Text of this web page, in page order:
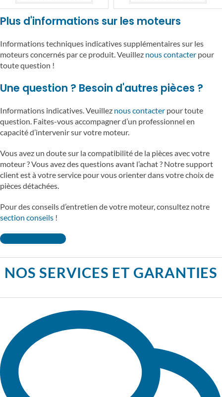
Plus d'informations sur les moteurs
Informations techniques indicatives supplémentaires sur les
moteurs concernés par ce produit. Veuillez nous contacter pour
toute question !
Une question ? Besoin d'autres pièces ?
Informations indicatives. Veuillez nous contacter pour toute
question. Faites-vous accompagner d’un professionnel en
capacité d’intervenir sur votre moteur.
Vous avez un doute sur la compatibilité de la pièces avec votre
moteur ? Vous avez des questions avant l’achat ? Notre support
client est à votre service pour vous orienter dans votre choix de
pièces détachées.
Pour des conseils d’entretien de votre moteur, consultez notre
section conseils !
Contactez-nous !
NOS SERVICES ET GARANTIES